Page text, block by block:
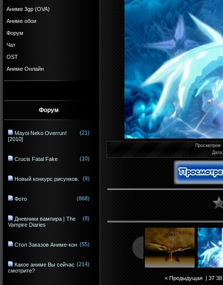
Аниме 3gp (OVA)
Аниме обои
Форум
Чат
OST
Аниме Онлайн
Форум
Mayoi Neko Overrun!
[2010]
(21)
Crucis Fatal Fake (10)
Новый конкурс рисунков. (9)
Фото (868)
Дневники вампира | The
Vampire Diaries
(8)
Стол Заказов Аниме-кон (55)
Какое аниме Вы сейчас
смотрите?
(214)
Просмотров:
Дата
« Предыдущая | 37 38